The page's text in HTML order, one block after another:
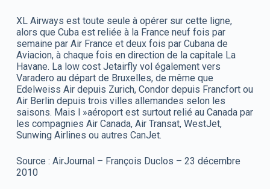
XL Airways est toute seule à opérer sur cette ligne,
alors que Cuba est reliée à la France neuf fois par
semaine par Air France et deux fois par Cubana de
Aviacion, à chaque fois en direction de la capitale La
Havane. La low cost Jetairfly vol également vers
Varadero au départ de Bruxelles, de même que
Edelweiss Air depuis Zurich, Condor depuis Francfort ou
Air Berlin depuis trois villes allemandes selon les
saisons. Mais l »aéroport est surtout relié au Canada par
les compagnies Air Canada, Air Transat, WestJet,
Sunwing Airlines ou autres CanJet.
Source : AirJournal – François Duclos – 23 décembre
2010